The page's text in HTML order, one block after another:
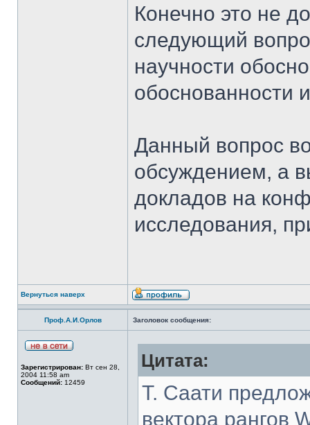
Конечно это не
следующий
научности
обоснованности
Данный вопрос
обсуждением, а
докладов на
исследования,
Вернуться наверх
Проф.А.И.Орлов Заголовок сообщения:
Зарегистрирован: Вт сен 28,
2004 11:58 am
Сообщений: 12459
Цитата:
Т. Саати
вектора рангов